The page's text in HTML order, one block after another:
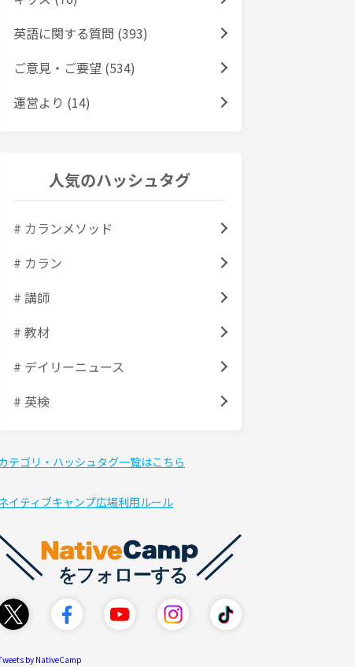
英語に関する質問 (393)
ご意見・ご要望 (534)
運営より (14)
人気のハッシュタグ
# カランメソッド
# カラン
# 講師
# 教材
# デイリーニュース
# 英検
テゴリ・ハッシュタグ一覧はこちら
イティブキャンプ広場利用ルール
by NativeCamp